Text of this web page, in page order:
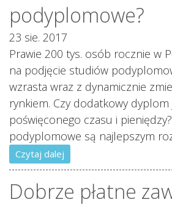
podyplomowe?
23 sie. 2017
Prawie 200 tys. osób rocznie w
na podjęcie studiów
wzrasta wraz z dynamicznie
rynkiem. Czy dodatkowy
poświęconego czasu i
podyplomowe są najlepszym
Czytaj dalej
Dobrze płatne